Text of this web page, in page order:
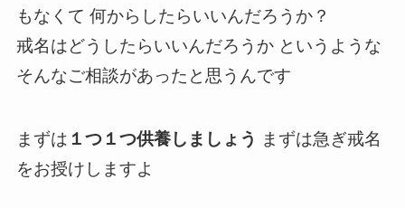
もなくて 何からしたらいいんだろうか？
戒名はどうしたらいいんだろうか というような
そんなご相談があったと思うんです
まずは １つ１つ供養しましょう
まずは急ぎ戒名
をお授けしますよ